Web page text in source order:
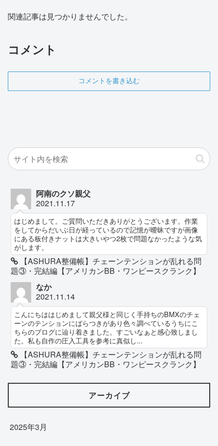
関連記事は見つかりませんでした。
コメント
コメントを書き込む
阿南のクソ親父
2021.11.17
はじめまして。ご質問いただきありがとうございます。作業
をしてからだいぶ日が経っているので記憶が曖昧ですが画像
にある板付きナットは大きいやつ2枚で問題なかったような気
がします。
【ASHURA整備帳】チェーンテンションが乱れる問
題③・完結編【アメリカンBB・ワンピースクランク】
なか
2021.11.14
こんにちははじめまして親父様と同じく手持ちのBMXのチェ
ーンのテンションにばらつきがあり色々調べているうちにこ
ちらのブログに辿り着きました。すごいなぁと感心致しまし
た。私も自作の圧入工具を参考に真似し...
【ASHURA整備帳】チェーンテンションが乱れる問
題③・完結編【アメリカンBB・ワンピースクランク】
アーカイブ
2025年3月